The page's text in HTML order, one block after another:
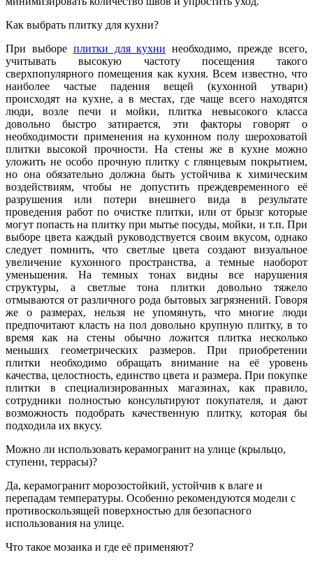
Как выбрать плитку для кухни?
При выборе плитки для кухни необходимо, прежде всего,
учитывать высокую частоту посещения такого
сверхпопулярного помещения как кухня. Всем известно, что
наиболее частые падения вещей (кухонной утвари)
происходят на кухне, а в местах, где чаще всего находятся
люди, возле печи и мойки, плитка невысокого класса
довольно быстро затирается, эти факторы говорят о
необходимости применения на кухонном полу шероховатой
плитки высокой прочности. На стены же в кухне можно
уложить не особо прочную плитку с глянцевым покрытием,
но она обязательно должна быть устойчива к химическим
воздействиям, чтобы не допустить преждевременного её
разрушения или потери внешнего вида в результате
проведения работ по очистке плитки, или от брызг которые
могут попасть на плитку при мытье посуды, мойки, и т.п. При
выборе цвета каждый руководствуется своим вкусом, однако
следует помнить, что светлые цвета создают визуальное
увеличение кухонного пространства, а темные наоборот
уменьшения. На темных тонах видны все нарушения
структуры, а светлые тона плитки довольно тяжело
отмываются от различного рода бытовых загрязнений. Говоря
же о размерах, нельзя не упомянуть, что многие люди
предпочитают класть на пол довольно крупную плитку, в то
время как на стены обычно ложится плитка несколько
меньших геометрических размеров. При приобретении
плитки необходимо обращать внимание на её уровень
качества, целостность, единство цвета и размера. При покупке
плитки в специализированных магазинах, как правило,
сотрудники полностью консультируют покупателя, и дают
возможность подобрать качественную плитку, которая бы
подходила их вкусу.
Можно ли использовать керамогранит на улице (крыльцо,
ступени, террасы)?
Да, керамогранит морозостойкий, устойчив к влаге и
перепадам температуры. Особенно рекомендуются модели с
противоскользящей поверхностью для безопасного
использования на улице.
Что такое мозаика и где её применяют?